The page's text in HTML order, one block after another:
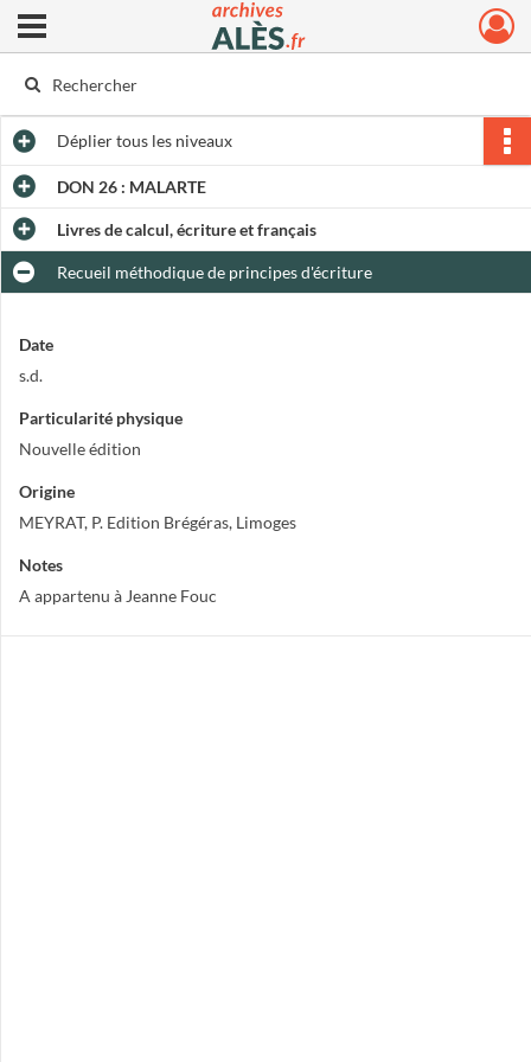
Archives municipales d'Alès
Ouvrir le menu déroulant
Dépliertous les niveaux
DON 26 : MALARTE
Livres de calcul, écriture et français
Recueil méthodique de principes d'écriture
Date
s.d.
Particularité physique
Nouvelle édition
Origine
MEYRAT, P. Edition Brégéras, Limoges
Notes
A appartenu à Jeanne Fouc